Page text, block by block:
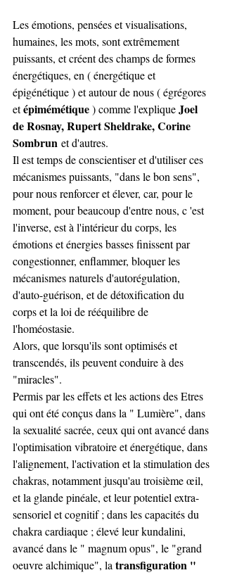
Les émotions, pensées et visualisations,
humaines, les mots, sont extrêmement
puissants, et créent des champs de formes
énergétiques, en ( énergétique et
épigénétique ) et autour de nous ( égrégores
et épimémétique ) comme l'explique Joel
de Rosnay, Rupert Sheldrake, Corine
Sombrun et d'autres.
Il est temps de conscientiser et d'utiliser ces
mécanismes puissants, "dans le bon sens",
pour nous renforcer et élever, car, pour le
moment, pour beaucoup d'entre nous, c 'est
l'inverse, est à l'intérieur du corps, les
émotions et énergies basses finissent par
congestionner, enflammer, bloquer les
mécanismes naturels d'autorégulation,
d'auto-guérison, et de détoxification du
corps et la loi de rééquilibre de
l'homéostasie.
Alors, que lorsqu'ils sont optimisés et
transcendés, ils peuvent conduire à des
"miracles".
Permis par les effets et les actions des Etres
qui ont été conçus dans la " Lumière", dans
la sexualité sacrée, ceux qui ont avancé dans
l'optimisation vibratoire et énergétique, dans
l'alignement, l'activation et la stimulation des
chakras, notamment jusqu'au troisième œil,
et la glande pinéale, et leur potentiel extra-
sensoriel et cognitif ; dans les capacités du
chakra cardiaque ; élevé leur kundalini,
avancé dans le " magnum opus", le "grand
oeuvre alchimique", la transfiguration "